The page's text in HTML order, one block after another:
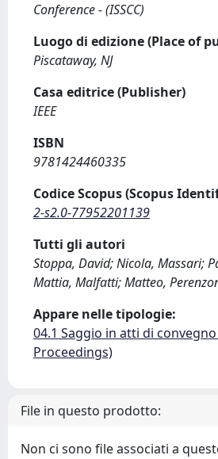
Conference - (ISSCC)
Luogo di edizione (Place of
Piscataway, NJ
Casa editrice (Publisher)
IEEE
ISBN
9781424460335
Codice Scopus (Scopus
2-s2.0-77952201139
Tutti gli autori
Stoppa, David; Nicola, Massari;
Mattia, Malfatti; Matteo,
Appare nelle tipologie:
04.1 Saggio in atti di
Proceedings)
File in questo prodotto:
Non ci sono file associati a